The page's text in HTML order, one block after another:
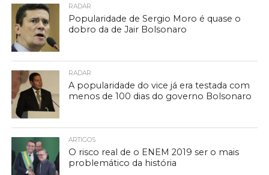
RADAR
Popularidade de Sergio Moro é quase o
dobro da de Jair Bolsonaro
RADAR
A popularidade do vice já era testada com
menos de 100 dias do governo Bolsonaro
ARTIGOS
O risco real de o ENEM 2019 ser o mais
problemático da história